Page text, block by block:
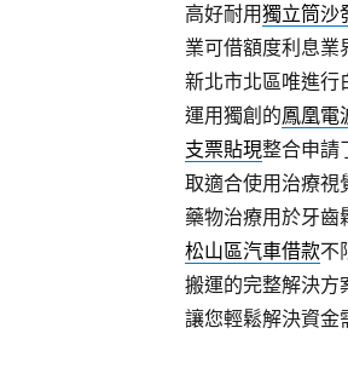
高好耐用獨立筒沙
業可借額度利息業
新北市北區唯進行
運用獨創的鳳凰電
支票貼現整合申請
取適合使用治療視
藥物治療用於牙齒
松山區汽車借款不
搬運的完整解決方
讓您輕鬆解決資金